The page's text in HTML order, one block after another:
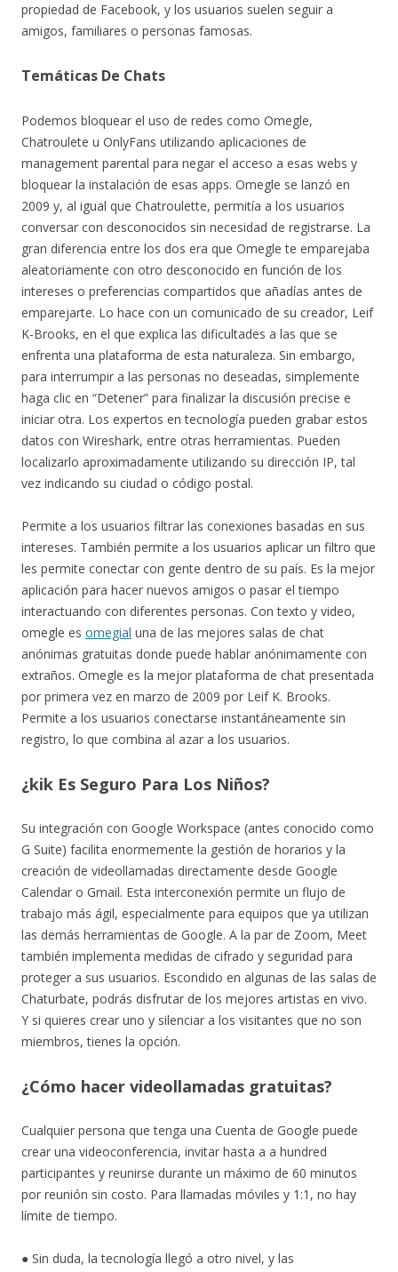
propiedad de Facebook, y los usuarios suelen seguir a
amigos, familiares o personas famosas.
Temáticas De Chats
Podemos bloquear el uso de redes como Omegle,
Chatroulete u OnlyFans utilizando aplicaciones de
management parental para negar el acceso a esas webs y
bloquear la instalación de esas apps. Omegle se lanzó en
2009 y, al igual que Chatroulette, permitía a los usuarios
conversar con desconocidos sin necesidad de registrarse. La
gran diferencia entre los dos era que Omegle te emparejaba
aleatoriamente con otro desconocido en función de los
intereses o preferencias compartidos que añadías antes de
emparejarte. Lo hace con un comunicado de su creador, Leif
K-Brooks, en el que explica las dificultades a las que se
enfrenta una plataforma de esta naturaleza. Sin embargo,
para interrumpir a las personas no deseadas, simplemente
haga clic en “Detener” para finalizar la discusión precise e
iniciar otra. Los expertos en tecnología pueden grabar estos
datos con Wireshark, entre otras herramientas. Pueden
localizarlo aproximadamente utilizando su dirección IP, tal
vez indicando su ciudad o código postal.
Permite a los usuarios filtrar las conexiones basadas en sus
intereses. También permite a los usuarios aplicar un filtro que
les permite conectar con gente dentro de su país. Es la mejor
aplicación para hacer nuevos amigos o pasar el tiempo
interactuando con diferentes personas. Con texto y video,
omegle es omegial una de las mejores salas de chat
anónimas gratuitas donde puede hablar anónimamente con
extraños. Omegle es la mejor plataforma de chat presentada
por primera vez en marzo de 2009 por Leif K. Brooks.
Permite a los usuarios conectarse instantáneamente sin
registro, lo que combina al azar a los usuarios.
¿kik Es Seguro Para Los Niños?
Su integración con Google Workspace (antes conocido como
G Suite) facilita enormemente la gestión de horarios y la
creación de videollamadas directamente desde Google
Calendar o Gmail. Esta interconexión permite un flujo de
trabajo más ágil, especialmente para equipos que ya utilizan
las demás herramientas de Google. A la par de Zoom, Meet
también implementa medidas de cifrado y seguridad para
proteger a sus usuarios. Escondido en algunas de las salas de
Chaturbate, podrás disfrutar de los mejores artistas en vivo.
Y si quieres crear uno y silenciar a los visitantes que no son
miembros, tienes la opción.
¿Cómo hacer videollamadas gratuitas?
Cualquier persona que tenga una Cuenta de Google puede
crear una videoconferencia, invitar hasta a a hundred
participantes y reunirse durante un máximo de 60 minutos
por reunión sin costo. Para llamadas móviles y 1:1, no hay
límite de tiempo.
● Sin duda, la tecnología llegó a otro nivel, y las